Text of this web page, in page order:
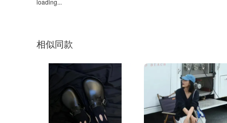
loading...
相似同款